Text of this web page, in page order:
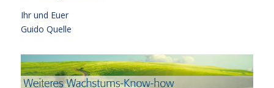
Ihr und Euer
Guido Quelle